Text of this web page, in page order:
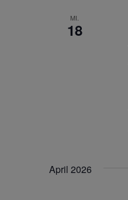
MI.
18
April 2026